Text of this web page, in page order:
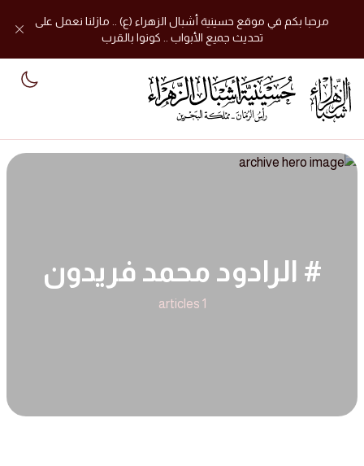
مرحبا بكم في موقع حسينية أشبال الزهراء (ع) .. مازلنا نعمل على
تحديث جميع الأبواب .. كونوا بالقرب
# الرادود محمد فريدون
1 articles